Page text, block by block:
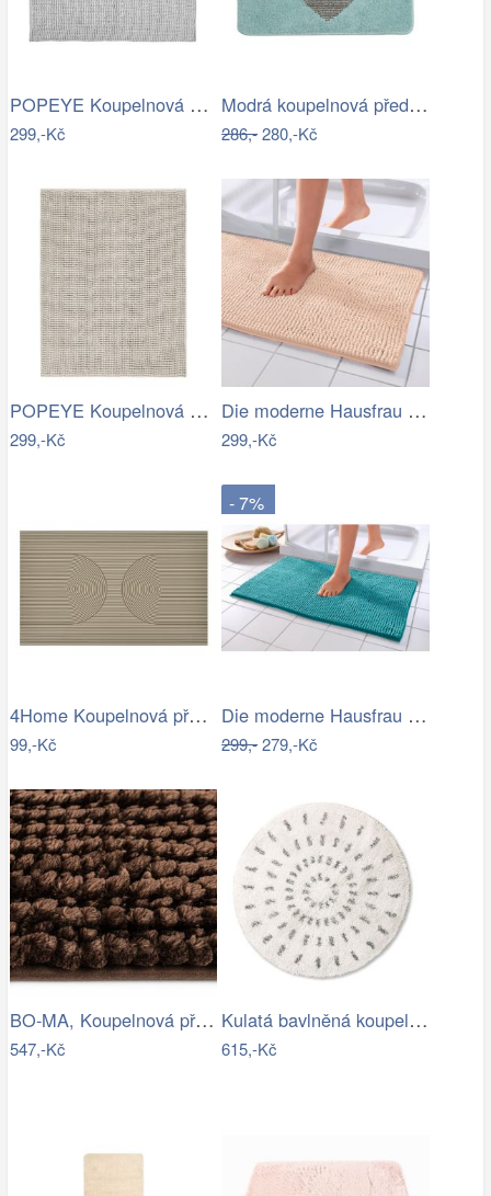
POPEYE Koupelnová předložka 80 x 60 cm …
299,-Kč
Modrá koupelnová předložka se srdíčkem …
286,-280,-Kč
POPEYE Koupelnová předložka 80 x 60 cm …
299,-Kč
Die moderne Hausfrau Koupelnová…
299,-Kč
4Home Koupelnová předložka Infinity, 50…
99,-Kč
- 7%
Die moderne Hausfrau Koupelnová…
299,-279,-Kč
BO-MA, Koupelnová předložka Ella micro…
547,-Kč
Kulatá bavlněná koupelnová předložka…
615,-Kč